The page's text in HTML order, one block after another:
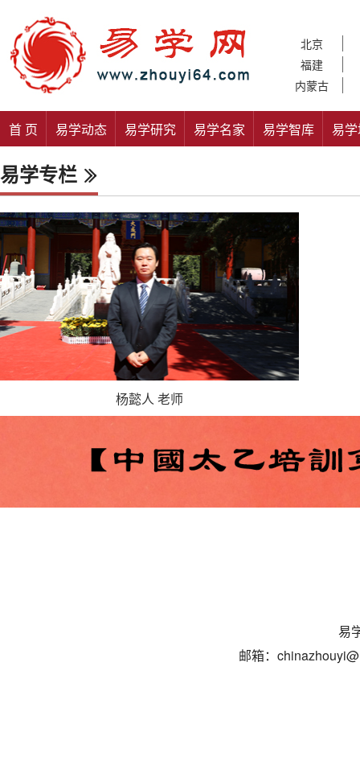
北京
福建
内蒙古
首 页 易学动态 易学研究 易学名家 易学智库 易
易学专栏
杨懿人 老师
易
邮箱：